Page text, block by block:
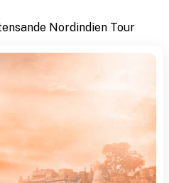
Nordindien Tour